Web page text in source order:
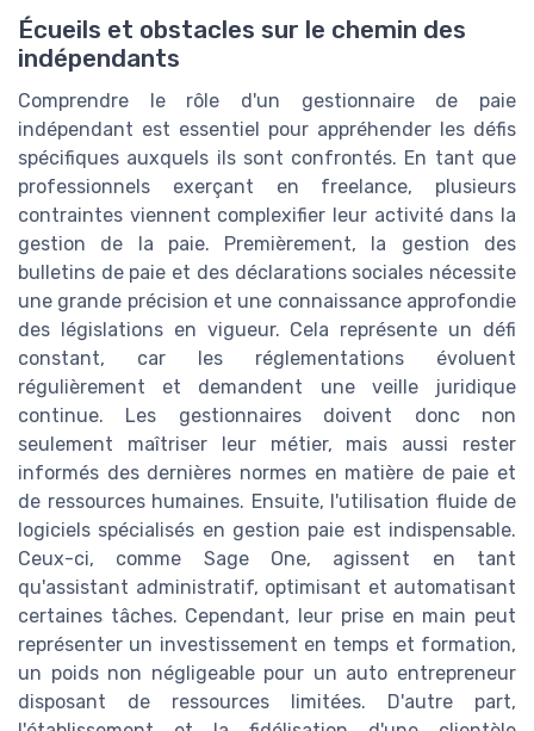
Écueils et obstacles sur le chemin des
indépendants
Comprendre le rôle d'un gestionnaire de paie
indépendant est essentiel pour appréhender les défis
spécifiques auxquels ils sont confrontés. En tant que
professionnels exerçant en freelance, plusieurs
contraintes viennent complexifier leur activité dans la
gestion de la paie. Premièrement, la gestion des
bulletins de paie et des déclarations sociales nécessite
une grande précision et une connaissance approfondie
des législations en vigueur. Cela représente un défi
constant, car les réglementations évoluent
régulièrement et demandent une veille juridique
continue. Les gestionnaires doivent donc non
seulement maîtriser leur métier, mais aussi rester
informés des dernières normes en matière de paie et
de ressources humaines. Ensuite, l'utilisation fluide de
logiciels spécialisés en gestion paie est indispensable.
Ceux-ci, comme Sage One, agissent en tant
qu'assistant administratif, optimisant et automatisant
certaines tâches. Cependant, leur prise en main peut
représenter un investissement en temps et formation,
un poids non négligeable pour un auto entrepreneur
disposant de ressources limitées. D'autre part,